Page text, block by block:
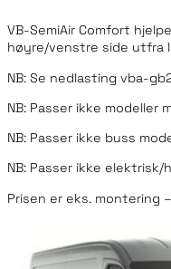
VB-SemiAir Comfort
høyre/venstre side utfra
NB: Se nedlasting vba-
NB: Passer ikke modeller
NB: Passer ikke buss
NB: Passer ikke elektrisk/
Prisen er eks. montering